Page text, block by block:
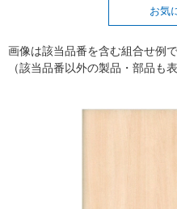
お気
画像は該当品番を含む組合せ例で
（該当品番以外の製品・部品も